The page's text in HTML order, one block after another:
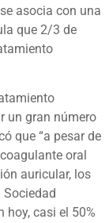
asocia con una
que 2/3 de
un gran número
que “a pesar de
oral
auricular, los
hoy, casi el 50%